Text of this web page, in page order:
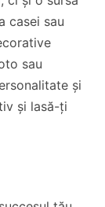
casei sau
sau
și
și lasă-ți